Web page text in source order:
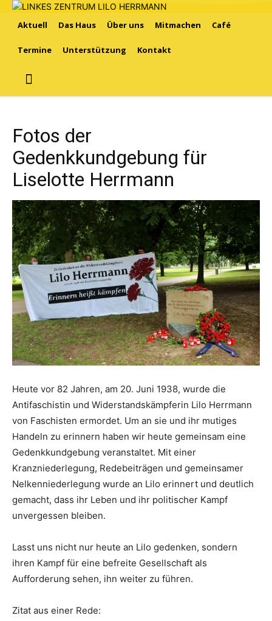
Aktuell Das Haus Über uns Mitmachen Café
Termine Unterstützung Kontakt
Fotos der
Gedenkkundgebung für
Liselotte Herrmann
Heute vor 82 Jahren, am 20. Juni 1938, wurde die
Antifaschistin und Widerstandskämpferin Lilo Herrmann
von Faschisten ermordet. Um an sie und ihr mutiges
Handeln zu erinnern haben wir heute gemeinsam eine
Gedenkkundgebung veranstaltet. Mit einer
Kranzniederlegung, Redebeiträgen und gemeinsamer
Nelkenniederlegung wurde an Lilo erinnert und deutlich
gemacht, dass ihr Leben und ihr politischer Kampf
unvergessen bleiben.
Lasst uns nicht nur heute an Lilo gedenken, sondern
ihren Kampf für eine befreite Gesellschaft als
Aufforderung sehen, ihn weiter zu führen.
Zitat aus einer Rede: